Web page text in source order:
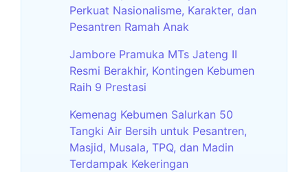
Perkuat Nasionalisme, Karakter, dan
Pesantren Ramah Anak
Jambore Pramuka MTs Jateng II
Resmi Berakhir, Kontingen Kebumen
Raih 9 Prestasi
Kemenag Kebumen Salurkan 50
Tangki Air Bersih untuk Pesantren,
Masjid, Musala, TPQ, dan Madin
Terdampak Kekeringan